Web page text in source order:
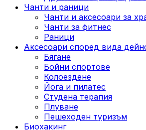
Чанти и раници
Чанти и аксесоари за
Чанти за фитнес
Раници
Аксесоари според вида
Бягане
Бойни спортове
Колоездене
Йога и пилатес
Студена терапия
Плуване
Пешеходен туризъм
Биохакинг